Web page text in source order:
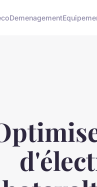
Demenagement